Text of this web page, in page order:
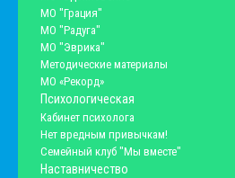
МО "Грация"
МО "Радуга"
МО "Эврика"
Методические материалы
МО «Рекорд»
Психологическая
Кабинет психолога
Нет вредным привычкам!
Семейный клуб "Мы вместе"
Наставничество